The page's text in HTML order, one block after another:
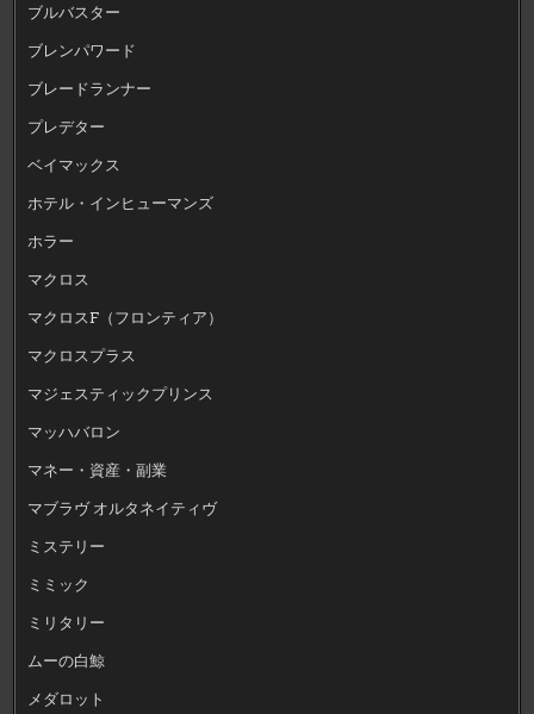
ブルバスター
ブレンパワード
ブレードランナー
プレデター
ベイマックス
ホテル・インヒューマンズ
ホラー
マクロス
マクロスF（フロンティア）
マクロスプラス
マジェスティックプリンス
マッハバロン
マネー・資産・副業
マブラヴ オルタネイティヴ
ミステリー
ミミック
ミリタリー
ムーの白鯨
メダロット